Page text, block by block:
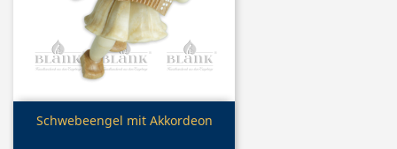
Vorschau
Schwebeengel mit Akkordeon